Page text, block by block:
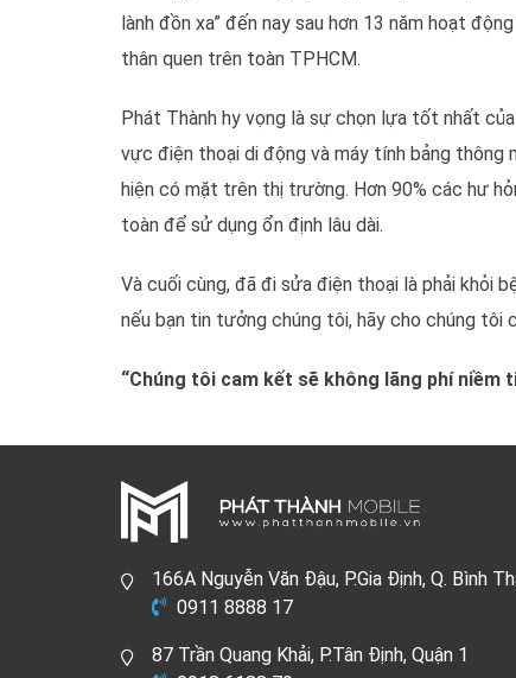
lành đồn xa” đến nay sau hơn 13 năm hoạt
thân quen trên toàn TPHCM.
Phát Thành hy vọng là sự chọn lựa tốt nhất
vực điện thoại di động và máy tính bảng
hiện có mặt trên thị trường. Hơn 90% các hư
toàn để sử dụng ổn định lâu dài.
Và cuối cùng, đã đi sửa điện thoại là phải khỏi
nếu bạn tin tưởng chúng tôi, hãy cho chúng tôi
“Chúng tôi cam kết sẽ không lãng phí
166A Nguyễn Văn Đậu, P.Gia Định, Q. Bình
0911 8888 17
87 Trần Quang Khải, P.Tân Định, Quận 1